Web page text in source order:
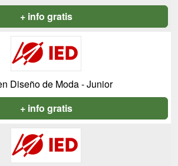
+ info gratis
Diseño de Moda - Junior
+ info gratis